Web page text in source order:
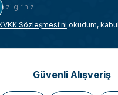
Sözleşmesi'ni okudum,
Güvenli Alışveriş